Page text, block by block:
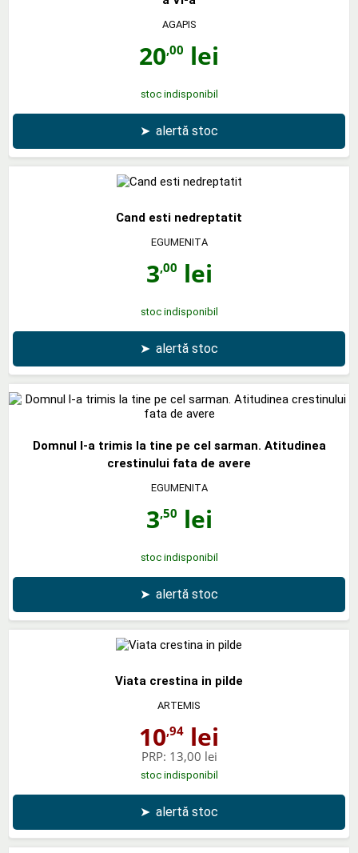
AGAPIS
20,00 lei
stoc indisponibil
➤ alertă stoc
Cand esti nedreptatit
EGUMENITA
3,00 lei
stoc indisponibil
➤ alertă stoc
Domnul l-a trimis la tine pe cel sarman. Atitudinea
crestinului fata de avere
EGUMENITA
3,50 lei
stoc indisponibil
➤ alertă stoc
Viata crestina in pilde
ARTEMIS
10,94 lei
PRP: 13,00 lei
stoc indisponibil
➤ alertă stoc